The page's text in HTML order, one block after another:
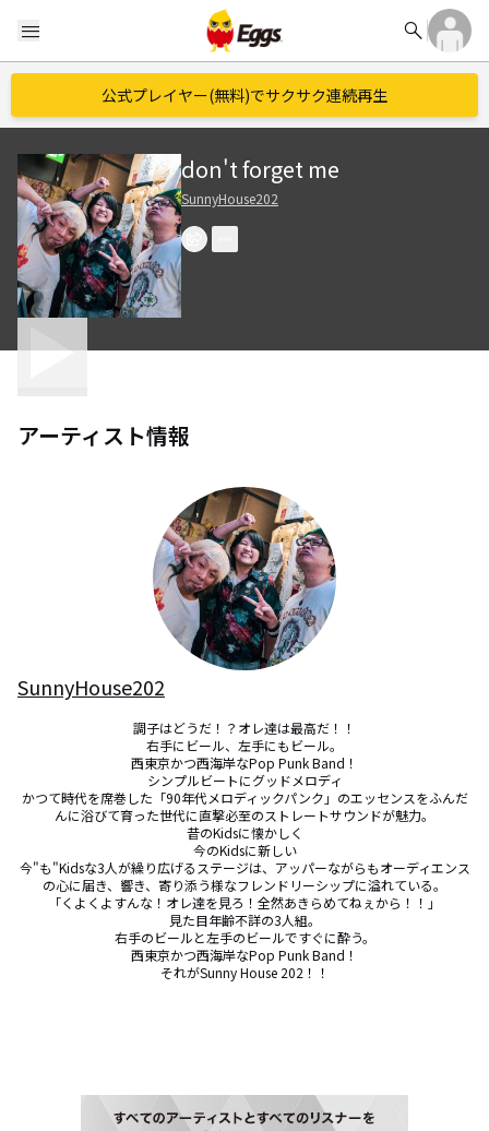
menu search
公式プレイヤー(無料)でサクサク連続再生
don't forget me
SunnyHouse202
アーティスト情報
SunnyHouse202
調子はどうだ！？オレ達は最高だ！！
右手にビール、左手にもビール。
西東京かつ西海岸なPop Punk Band！
シンプルビートにグッドメロディ
かつて時代を席巻した「90年代メロディックパンク」のエッセンスをふんだ
んに浴びて育った世代に直撃必至のストレートサウンドが魅力。
昔のKidsに懐かしく
今のKidsに新しい
今"も"Kidsな3人が繰り広げるステージは、アッパーながらもオーディエンス
の心に届き、響き、寄り添う様なフレンドリーシップに溢れている。
「くよくよすんな！オレ達を見ろ！全然あきらめてねぇから！！」
見た目年齢不詳の3人組。
右手のビールと左手のビールですぐに酔う。
西東京かつ西海岸なPop Punk Band！
それがSunny House 202！！